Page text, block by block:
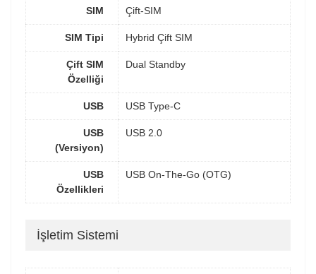
SIM Çift-SIM
SIM Tipi Hybrid Çift SIM
Çift SIM
Özelliği
Dual Standby
USB USB Type-C
USB
(Versiyon)
USB 2.0
USB
Özellikleri
USB On-The-Go (OTG)
İşletim Sistemi